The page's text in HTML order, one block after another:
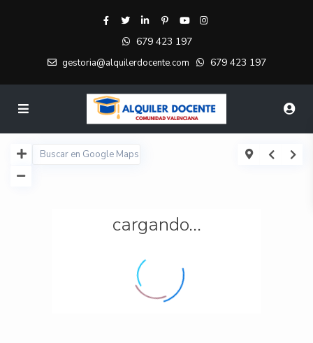
679 423 197
gestoria@alquilerdocente.com 679 423 197
cargando...